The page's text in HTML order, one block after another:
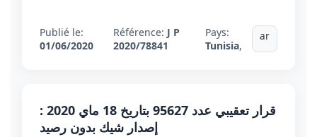
Publié le:
01/06/2020
Référence: J P
2020/78841
Pays:
Tunisia,
ar
قرار تعقيبي عدد 95627 بتاريخ 18 ماي 2020 :
إصدار شيك بدون رصيد